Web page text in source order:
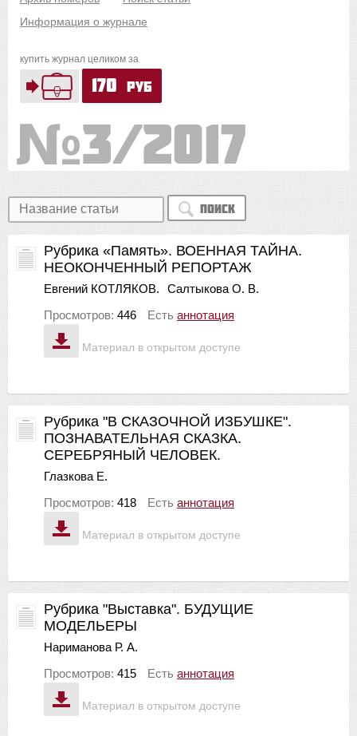
Информация о журнале
купить журнал целиком за
170 руб
3/2017
Поиск
Материал в открытом доступе
Рубрика «Память». ВОЕННАЯ ТАЙНА.
НЕОКОНЧЕННЫЙ РЕПОРТАЖ
Евгений КОТЛЯКОВ.
Салтыкова О. В.
Просмотров: 446 Есть аннотация
Материал в открытом доступе
Рубрика "В СКАЗОЧНОЙ ИЗБУШКЕ".
ПОЗНАВАТЕЛЬНАЯ СКАЗКА.
СЕРЕБРЯНЫЙ ЧЕЛОВЕК.
Глазкова Е.
Просмотров: 418 Есть аннотация
Материал в открытом доступе
Рубрика "Выставка". БУДУЩИЕ
МОДЕЛЬЕРЫ
Нариманова Р. А.
Просмотров: 415 Есть аннотация